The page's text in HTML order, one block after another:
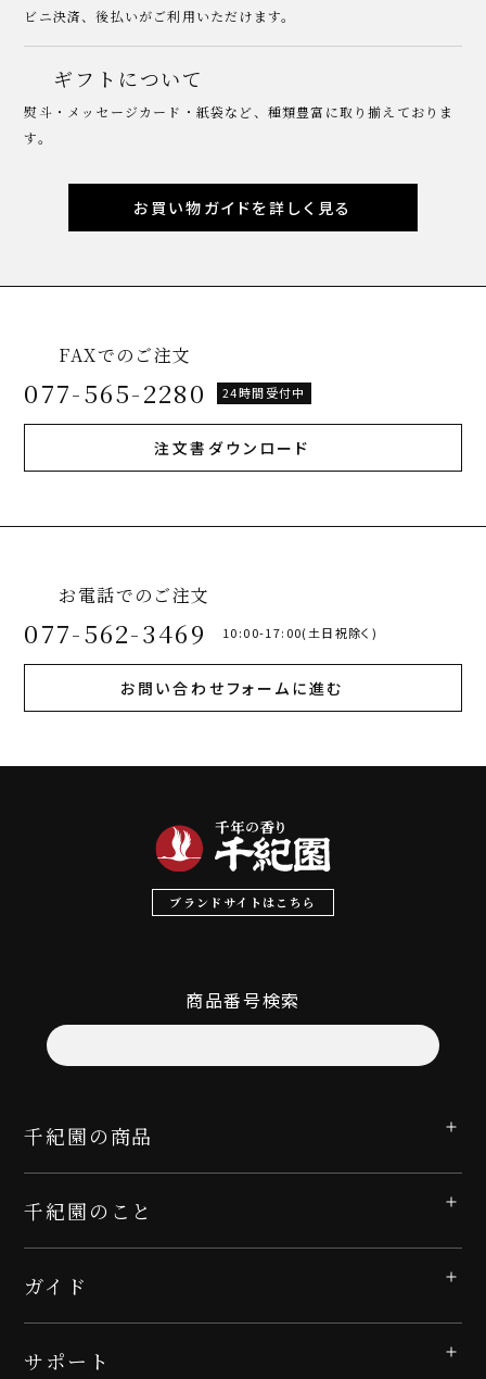
ビニ決済、後払いがご利用いただけます。
ギフトについて
熨斗・メッセージカード・紙袋など、種類豊富に取り揃えておりま
す。
お買い物ガイドを詳しく見る
FAXでのご注文
077-565-2280 24時間受付中
注文書ダウンロード
お電話でのご注文
077-562-3469 10:00-17:00(土日祝除く)
お問い合わせフォームに進む
ブランドサイトはこちら
商品番号検索
千紀園の商品
千紀園のこと
ガイド
サポート